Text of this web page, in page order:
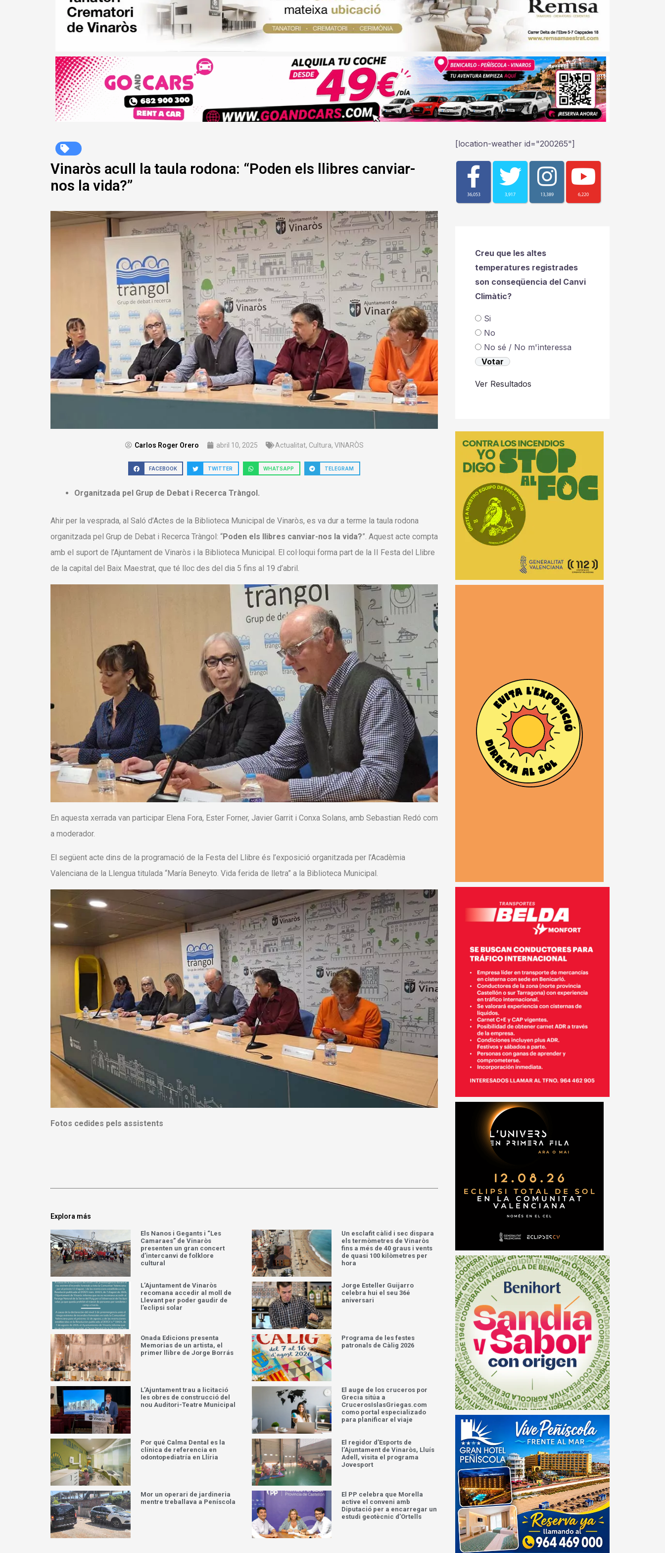
Vinaròs acull la taula rodona: “Poden els llibres canviar-
nos la vida?”
Carlos Roger Orero abril 10, 2025 Actualitat, Cultura, VINARÒS
FACEBOOK TWITTER WHATSAPP TELEGRAM
Organitzada pel Grup de Debat i Recerca Tràngol.
Ahir per la vesprada, al Saló d’Actes de la Biblioteca Municipal de Vinaròs, es va dur a terme la taula rodona
organitzada pel Grup de Debat i Recerca Tràngol: “Poden els llibres canviar-nos la vida?”. Aquest acte compta
amb el suport de l’Ajuntament de Vinaròs i la Biblioteca Municipal. El col·loqui forma part de la II Festa del Llibre
de la capital del Baix Maestrat, que té lloc des del dia 5 fins al 19 d’abril.
En aquesta xerrada van participar Elena Fora, Ester Forner, Javier Garrit i Conxa Solans, amb Sebastian Redó com
a moderador.
El següent acte dins de la programació de la Festa del Llibre és l’exposició organitzada per l’Acadèmia
Valenciana de la Llengua titulada “María Beneyto. Vida ferida de lletra” a la Biblioteca Municipal.
Fotos cedides pels assistents
Explora más
Els Nanos i Gegants i “Les
Camaraes” de Vinaròs
presenten un gran concert
d’intercanvi de folklore
cultural
Un esclafit càlid i sec dispara
els termòmetres de Vinaròs
fins a més de 40 graus i vents
de quasi 100 kilòmetres per
hora
L’Ajuntament de Vinaròs
recomana accedir al moll de
Llevant per poder gaudir de
l’eclipsi solar
Jorge Esteller Guijarro
celebra hui el seu 36é
aniversari
Onada Edicions presenta
Memorias de un artista, el
primer llibre de Jorge Borrás
Programa de les festes
patronals de Càlig 2026
L’Ajuntament trau a licitació
les obres de construcció del
nou Auditori-Teatre Municipal
El auge de los cruceros por
Grecia sitúa a
CrucerosIslasGriegas.com
como portal especializado
para planificar el viaje
Por qué Calma Dental es la
clínica de referencia en
odontopediatría en Llíria
El regidor d’Esports de
l’Ajuntament de Vinaròs, Lluís
Adell, visita el programa
Jovesport
Mor un operari de jardineria
mentre treballava a Peníscola
El PP celebra que Morella
active el conveni amb
Diputació per a encarregar un
estudi geotècnic d’Ortells
[location-weather id="200265"]
36,053 3,917 13,389 6,220
Creu que les altes
temperatures registrades
son conseqüencia del Canvi
Climàtic?
Si
No
No sé / No m'ìnteressa
Ver Resultados